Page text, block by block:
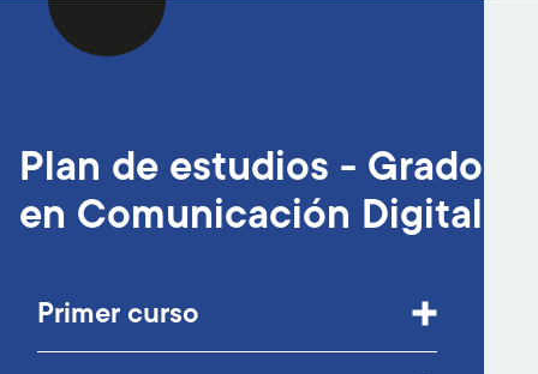
Plan de estudios - Grado
en Comunicación Digital
Primer curso